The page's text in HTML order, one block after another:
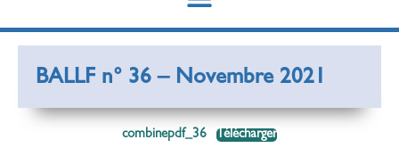
BALLF n° 36 – Novembre 2021
combinepdf_36 Télécharger